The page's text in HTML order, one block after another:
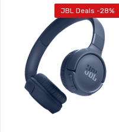
JBL Deals -28%